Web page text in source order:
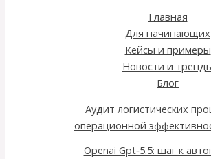
Главная
Для начинающих
Кейсы и примеры
Новости и
Блог
Аудит логистических
операционной
Openai Gpt‑5.5: шаг к